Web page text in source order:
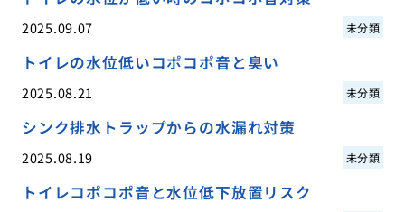
2025.09.07 未分類
トイレの水位低いコポコポ音と臭い
2025.08.21 未分類
シンク排水トラップからの水漏れ対策
2025.08.19 未分類
トイレコポコポ音と水位低下放置リスク